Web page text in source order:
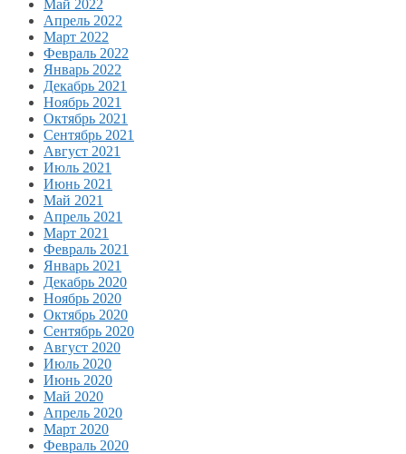
Май 2022
Апрель 2022
Март 2022
Февраль 2022
Январь 2022
Декабрь 2021
Ноябрь 2021
Октябрь 2021
Сентябрь 2021
Август 2021
Июль 2021
Июнь 2021
Май 2021
Апрель 2021
Март 2021
Февраль 2021
Январь 2021
Декабрь 2020
Ноябрь 2020
Октябрь 2020
Сентябрь 2020
Август 2020
Июль 2020
Июнь 2020
Май 2020
Апрель 2020
Март 2020
Февраль 2020